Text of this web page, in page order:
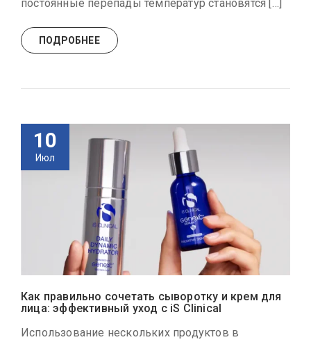
постоянные перепады температур становятся […]
ПОДРОБНЕЕ
10
Июл
Как правильно сочетать сыворотку и крем для
лица: эффективный уход с iS Clinical
Использование нескольких продуктов в